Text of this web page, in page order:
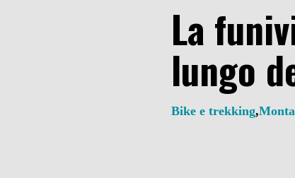
La
lungo
Bike e trekking,